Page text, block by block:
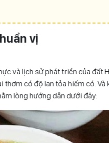
vị
và lịch sử phát triển của đất
có độ lan tỏa hiếm có. Và
lòng hướng dẫn dưới đây: